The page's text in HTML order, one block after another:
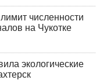
численности
на Чукотке
экологические